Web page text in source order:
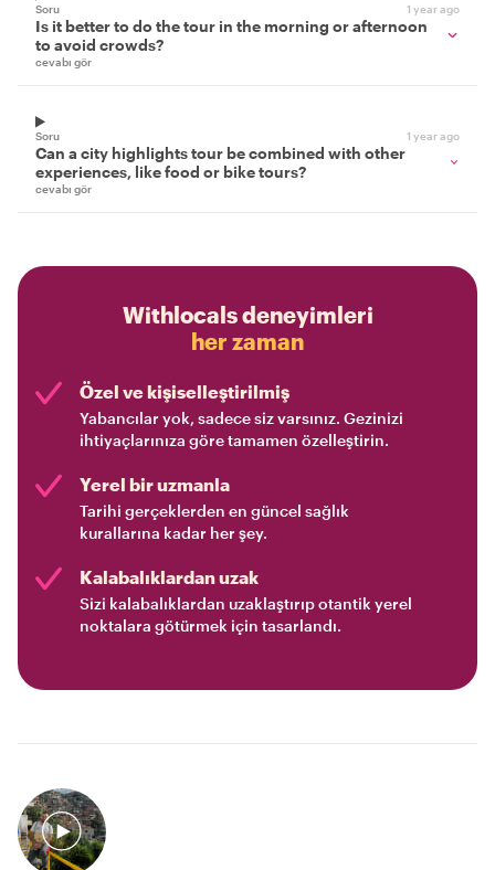
Soru 1 year ago
Is it better to do the tour in the morning or afternoon
to avoid crowds?
cevabı gör
Soru 1 year ago
Can a city highlights tour be combined with other
experiences, like food or bike tours?
cevabı gör
Withlocals deneyimleri
her zaman
Özel ve kişiselleştirilmiş
Yabancılar yok, sadece siz varsınız. Gezinizi
ihtiyaçlarınıza göre tamamen özelleştirin.
Yerel bir uzmanla
Tarihi gerçeklerden en güncel sağlık
kurallarına kadar her şey.
Kalabalıklardan uzak
Sizi kalabalıklardan uzaklaştırıp otantik yerel
noktalara götürmek için tasarlandı.